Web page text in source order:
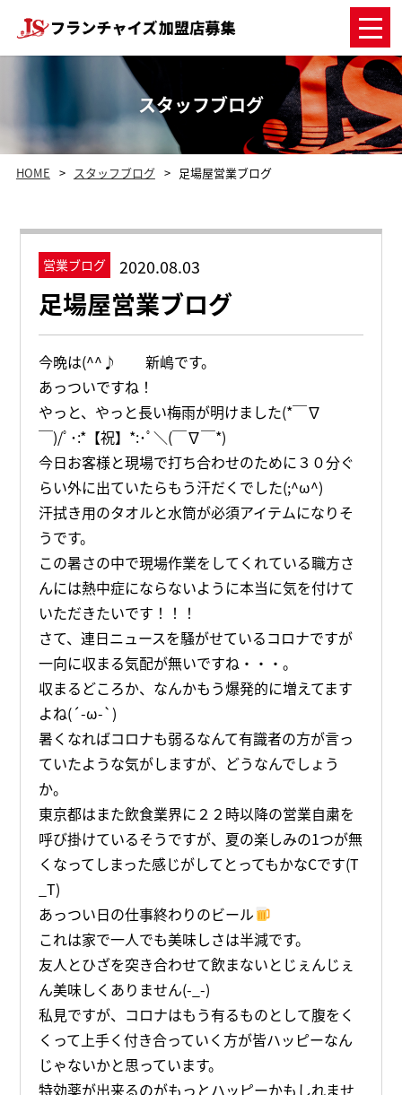
スタッフブログ
HOME スタッフブログ 足場屋営業ブログ
営業ブログ 2020.08.03
足場屋営業ブログ
今晩は(^^♪ 新嶋です。
あっついですね！
やっと、やっと長い梅雨が明けました(*￣∇
￣)/ﾟ･:*【祝】*:･ﾟ＼(￣∇￣*)
今日お客様と現場で打ち合わせのために３０分ぐ
らい外に出ていたらもう汗だくでした(;^ω^)
汗拭き用のタオルと水筒が必須アイテムになりそ
うです。
この暑さの中で現場作業をしてくれている職方さ
んには熱中症にならないように本当に気を付けて
いただきたいです！！！
さて、連日ニュースを騒がせているコロナですが
一向に収まる気配が無いですね・・・。
収まるどころか、なんかもう爆発的に増えてます
よね(´-ω-`)
暑くなればコロナも弱るなんて有識者の方が言っ
ていたような気がしますが、どうなんでしょう
か。
東京都はまた飲食業界に２２時以降の営業自粛を
呼び掛けているそうですが、夏の楽しみの1つが無
くなってしまった感じがしてとってもかなCです(T
_T)
あっつい日の仕事終わりのビール
これは家で一人でも美味しさは半減です。
友人とひざを突き合わせて飲まないとじぇんじぇ
ん美味しくありません(-_-)
私見ですが、コロナはもう有るものとして腹をく
くって上手く付き合っていく方が皆ハッピーなん
じゃないかと思っています。
特効薬が出来るのがもっとハッピーかもしれませ